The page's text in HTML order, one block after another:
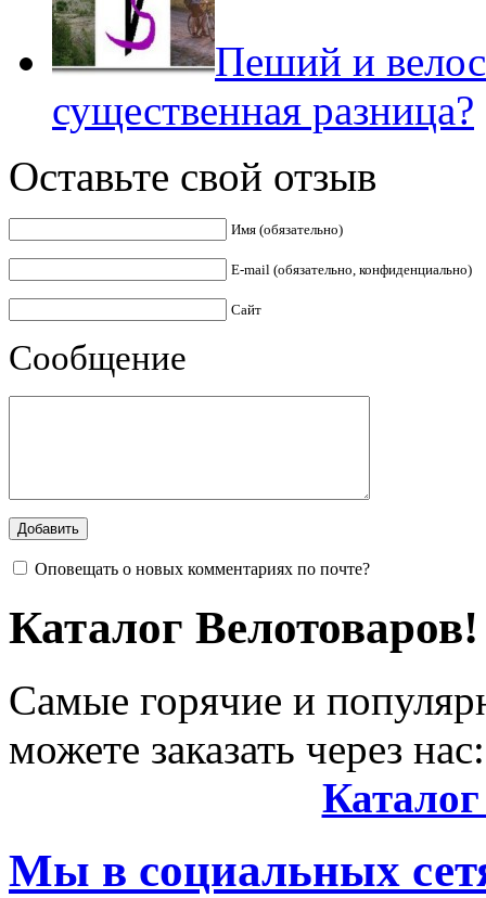
Пеший и
существенная разница?
Оставьте свой отзыв
Имя (обязательно)
E-mail (обязательно, конфиденциально)
Сайт
Сообщение
Оповещать о новых комментариях по почте?
Каталог Велотоваров!
Самые горячие и
можете заказать через нас:
Мы в социальных